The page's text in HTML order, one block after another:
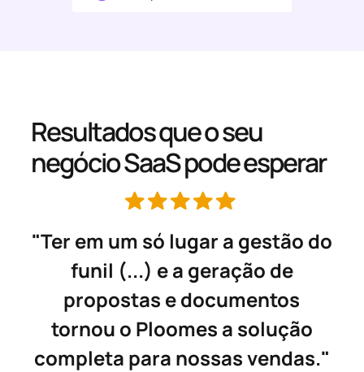
Resultados que o seu
negócio SaaS pode esperar
"Foi com o CRM
gente conseguiu
organizar todo esse
ter uma visão
nosso
a gestão do
geração de
documentos
a solução
vendas."